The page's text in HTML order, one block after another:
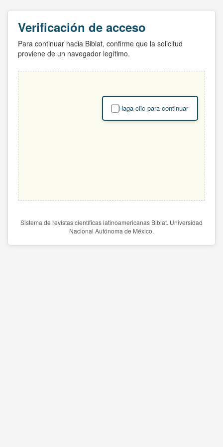
Verificación de acceso
Para continuar hacia Biblat, confirme que la solicitud
proviene de un navegador legítimo.
Haga clic para continuar
Sistema de revistas científicas latinoamericanas Biblat. Universidad
Nacional Autónoma de México.